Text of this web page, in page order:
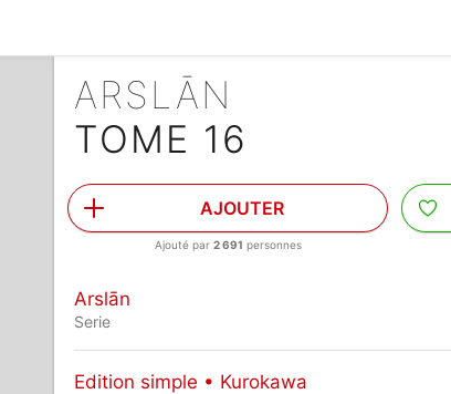
ARSLĀN
TOME 16
AJOUTER
Ajouté par 2 691 personnes
Arslān
Serie
Edition simple • Kurokawa